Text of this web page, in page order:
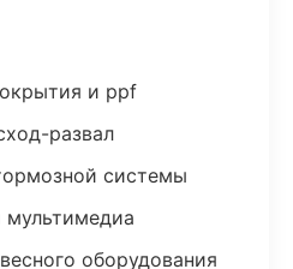
и ppf
развал
системы
оборудования